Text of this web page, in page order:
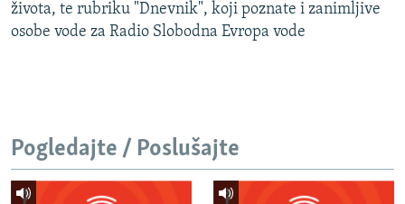
SVE KARTE DEJTONA
života, te rubriku "Dnevnik", koji poznate i zanimljive
osobe vode za Radio Slobodna Evropa vode
Pogledajte / Poslušajte